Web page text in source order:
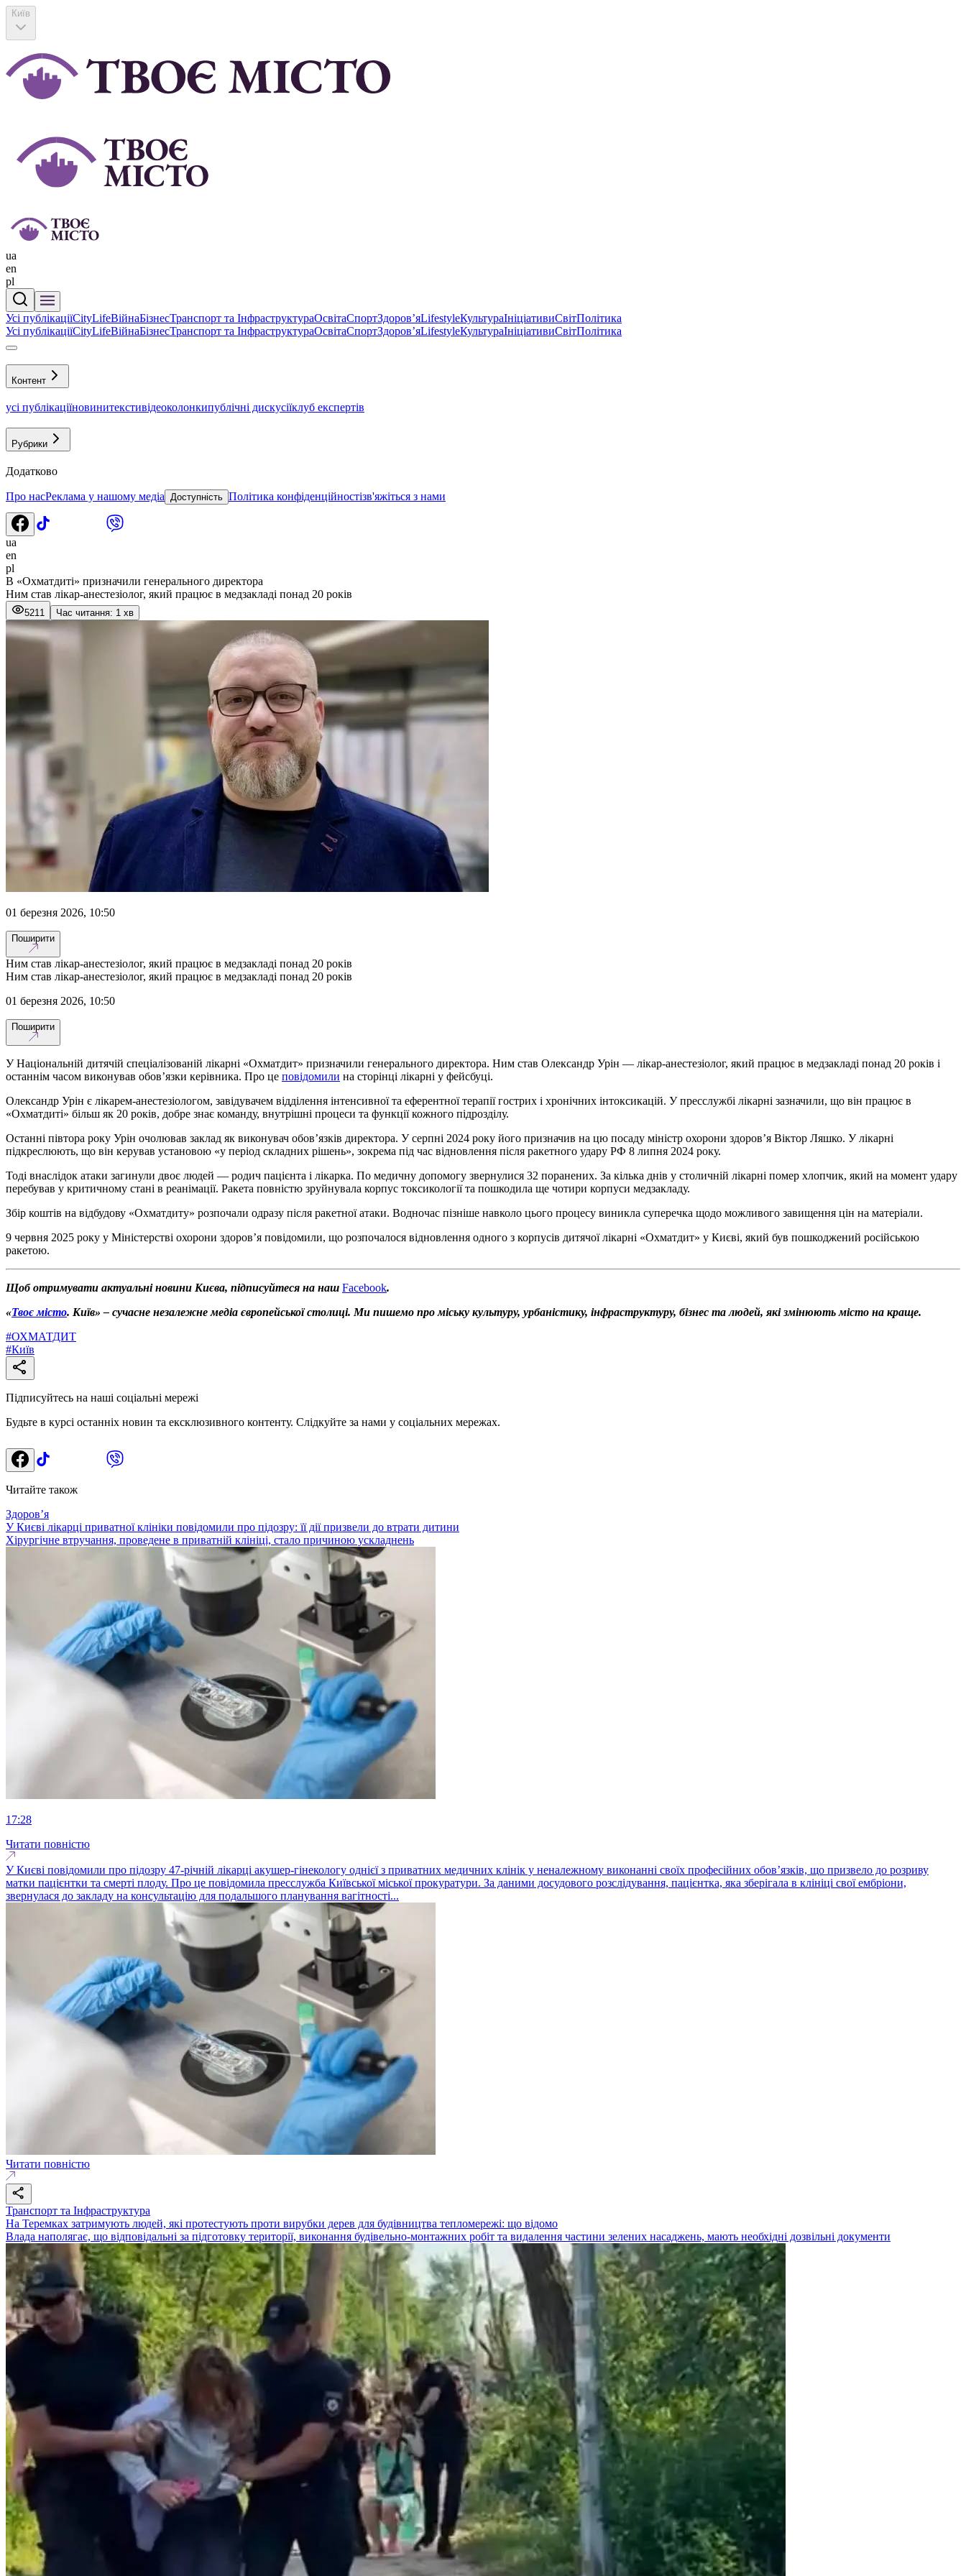
Київ
ua
en
pl
Усі публікаціїCityLifeВійнаБізнесТранспорт та ІнфраструктураОсвітаСпортЗдоровʼяLifestyleКультураІніціативиСвітПолітика
Усі публікаціїCityLifeВійнаБізнесТранспорт та ІнфраструктураОсвітаСпортЗдоровʼяLifestyleКультураІніціативиСвітПолітика
Контент
усі публікаціїновинитекстивідеоколонкипублічні дискусіїклуб експертів
Рубрики
Додатково
Про насРеклама у нашому медіа Доступність Політика конфіденційностізв'яжіться з нами
ua
en
pl
В «Охматдиті» призначили генерального директора
Ним став лікар-анестезіолог, який працює в медзакладі понад 20 років
5211 Час читання: 1 хв
01 березня 2026, 10:50
Поширити
Ним став лікар-анестезіолог, який працює в медзакладі понад 20 років
Ним став лікар-анестезіолог, який працює в медзакладі понад 20 років
01 березня 2026, 10:50
Поширити
У Національній дитячій спеціалізованій лікарні «Охматдит» призначили генерального директора. Ним став Олександр Урін — лікар-анестезіолог, який працює в медзакладі понад 20 років і
останнім часом виконував обов’язки керівника. Про це повідомили на сторінці лікарні у фейсбуці.
Олександр Урін є лікарем-анестезіологом, завідувачем відділення інтенсивної та еферентної терапії гострих і хронічних інтоксикацій. У пресслужбі лікарні зазначили, що він працює в
«Охматдиті» більш як 20 років, добре знає команду, внутрішні процеси та функції кожного підрозділу.
Останні півтора року Урін очолював заклад як виконувач обов’язків директора. У серпні 2024 року його призначив на цю посаду міністр охорони здоров’я Віктор Ляшко. У лікарні
підкреслюють, що він керував установою «у період складних рішень», зокрема під час відновлення після ракетного удару РФ 8 липня 2024 року.
Тоді внаслідок атаки загинули двоє людей — родич пацієнта і лікарка. По медичну допомогу звернулися 32 поранених. За кілька днів у столичній лікарні помер хлопчик, який на момент удару
перебував у критичному стані в реанімації. Ракета повністю зруйнувала корпус токсикології та пошкодила ще чотири корпуси медзакладу.
Збір коштів на відбудову «Охматдиту» розпочали одразу після ракетної атаки. Водночас пізніше навколо цього процесу виникла суперечка щодо можливого завищення цін на матеріали.
9 червня 2025 року у Міністерстві охорони здоров’я повідомили, що розпочалося відновлення одного з корпусів дитячої лікарні «Охматдит» у Києві, який був пошкоджений російською
ракетою.
Щоб отримувати актуальні новини Києва, підписуйтеся на наш Facebook.
«Твоє місто. Київ» – сучасне незалежне медіа європейської столиці. Ми пишемо про міську культуру, урбаністику, інфраструктуру, бізнес та людей, які змінюють місто на краще.
#ОХМАТДИТ
#Київ
Підписуйтесь на наші соціальні мережі
Будьте в курсі останніх новин та ексклюзивного контенту. Слідкуйте за нами у соціальних мережах.
Читайте також
Здоровʼя
У Києві лікарці приватної клініки повідомили про підозру: її дії призвели до втрати дитини
Хірургічне втручання, проведене в приватній клініці, стало причиною ускладнень
17:28
Читати повністю
У Києві повідомили про підозру 47-річній лікарці акушер-гінекологу однієї з приватних медичних клінік у неналежному виконанні своїх професійних обов’язків, що призвело до розриву
матки пацієнтки та смерті плоду. Про це повідомила пресслужба Київської міської прокуратури. За даними досудового розслідування, пацієнтка, яка зберігала в клініці свої ембріони,
звернулася до закладу на консультацію для подальшого планування вагітності...
Читати повністю
Транспорт та Інфраструктура
На Теремках затримують людей, які протестують проти вирубки дерев для будівництва тепломережі: що відомо
Влада наполягає, що відповідальні за підготовку території, виконання будівельно-монтажних робіт та видалення частини зелених насаджень, мають необхідні дозвільні документи